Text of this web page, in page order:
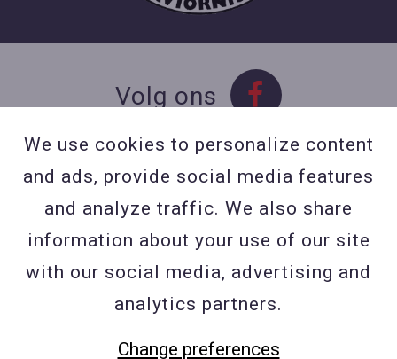
Volg ons
Contact
Contacteer ons
BE 0423 427 566 (0032
477601560
Wuytsbergen (HRT) 118, 2200
We use cookies to personalize content
and ads, provide social media features
and analyze traffic. We also share
information about your use of our site
with our social media, advertising and
analytics partners.
Change preferences